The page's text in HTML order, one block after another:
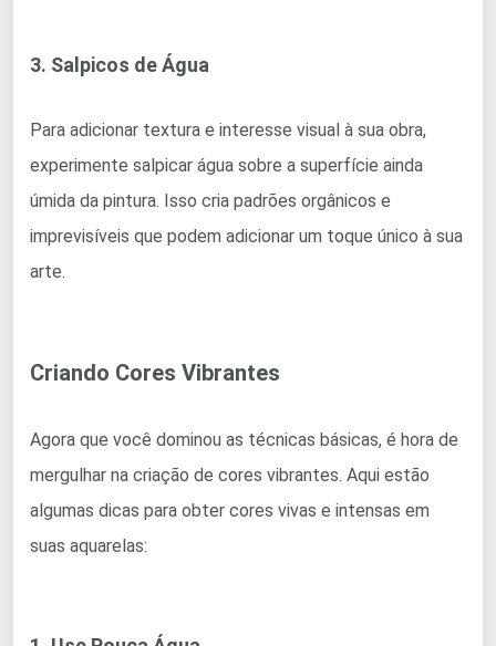
3. Salpicos de Água
Para adicionar textura e interesse visual à sua obra,
experimente salpicar água sobre a superfície ainda
úmida da pintura. Isso cria padrões orgânicos e
imprevisíveis que podem adicionar um toque único à sua
arte.
Criando Cores Vibrantes
Agora que você dominou as técnicas básicas, é hora de
mergulhar na criação de cores vibrantes. Aqui estão
algumas dicas para obter cores vivas e intensas em
suas aquarelas: